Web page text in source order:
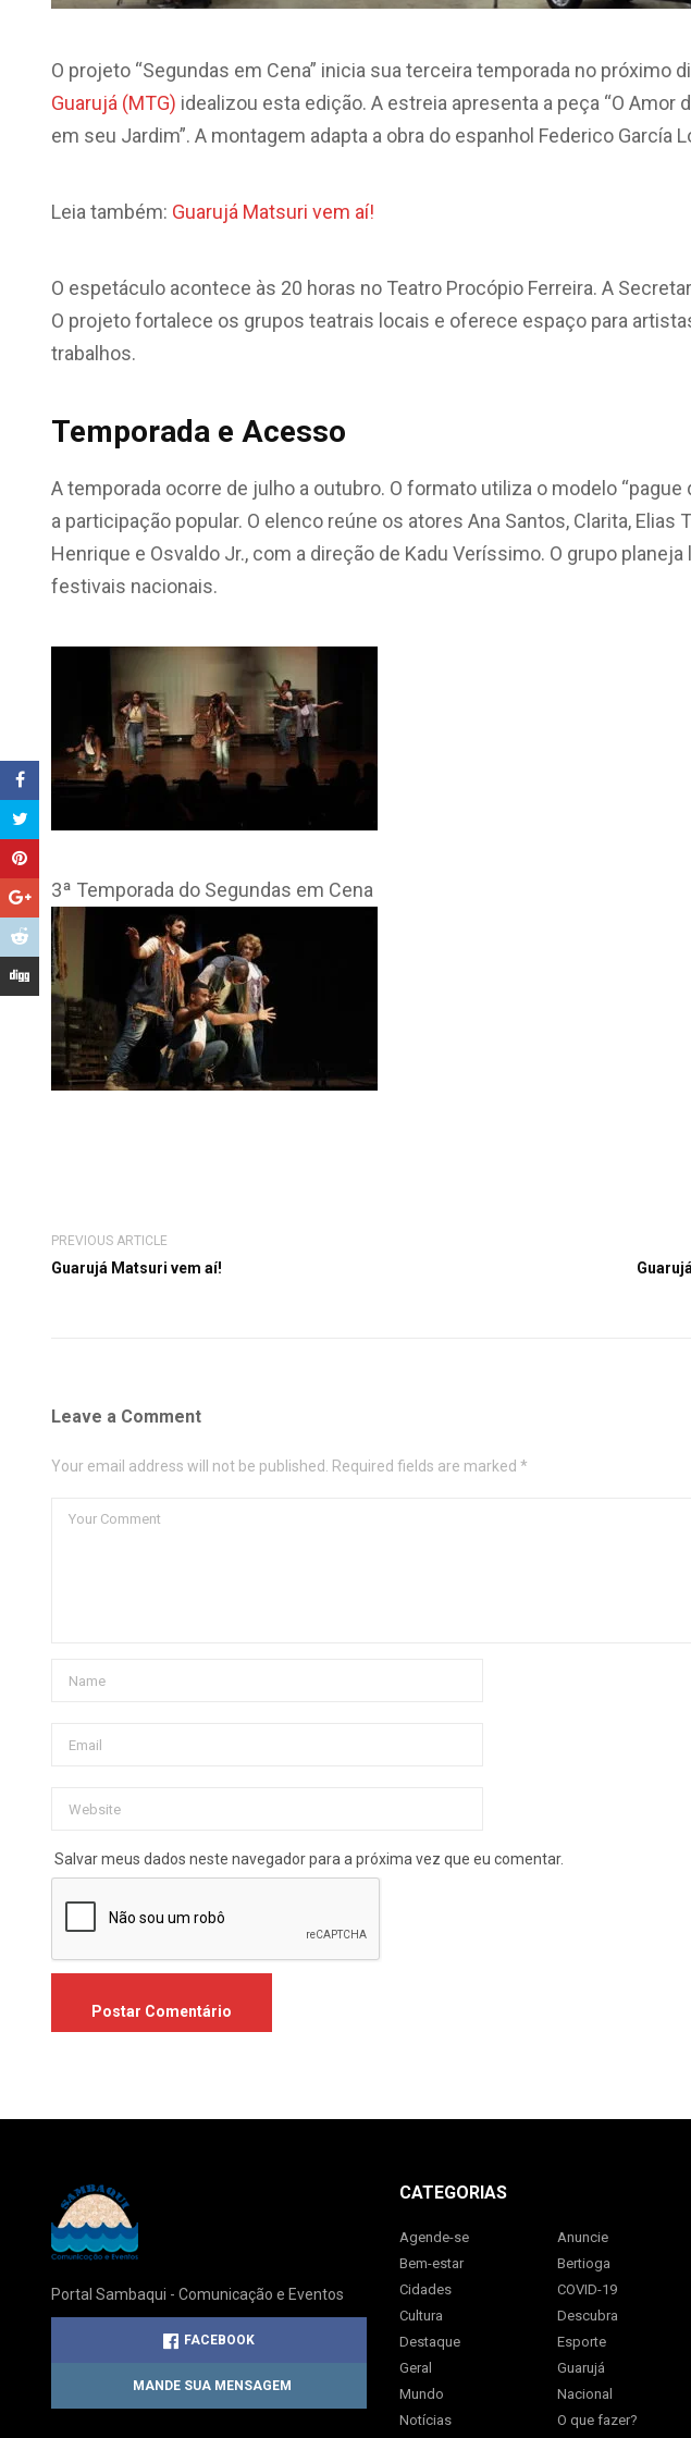
O projeto “Segundas em Cena” inicia sua terceira temporada no próximo
Guarujá (MTG) idealizou esta edição. A estreia apresenta a peça “O Amor
em seu Jardim”. A montagem adapta a obra do espanhol Federico García
Leia também: Guarujá Matsuri vem aí!
O espetáculo acontece às 20 horas no Teatro Procópio Ferreira. A
O projeto fortalece os grupos teatrais locais e oferece espaço para
trabalhos.
Temporada e Acesso
A temporada ocorre de julho a outubro. O formato utiliza o modelo “pague
a participação popular. O elenco reúne os atores Ana Santos, Clarita, Elias
Henrique e Osvaldo Jr., com a direção de Kadu Veríssimo. O grupo
festivais nacionais.
3ª Temporada do Segundas em Cena
PREVIOUS ARTICLE
Guarujá Matsuri vem aí!
Leave a Comment
Your email address will not be published. Required fields are marked *
Salvar meus dados neste navegador para a próxima vez que eu comentar.
Portal Sambaqui - Comunicação e Eventos
FACEBOOK
MANDE SUA MENSAGEM
CATEGORIAS
Agende-se
Anuncie
Bem-estar
Bertioga
Cidades
COVID-19
Cultura
Descubra
Destaque
Esporte
Geral
Guarujá
Mundo
Nacional
Notícias
O que fazer?